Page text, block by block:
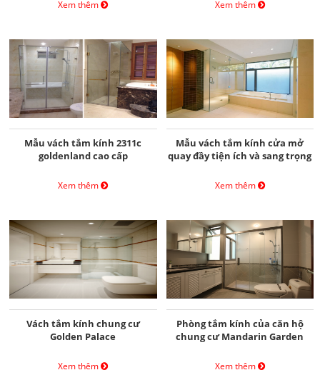
Xem thêm Xem thêm
Mẫu vách tắm kính 2311c
goldenland cao cấp
Xem thêm
Mẫu vách tắm kính cửa mở
quay đầy tiện ích và sang trọng
Xem thêm
Vách tắm kính chung cư
Golden Palace
Xem thêm
Phòng tắm kính của căn hộ
chung cư Mandarin Garden
Xem thêm